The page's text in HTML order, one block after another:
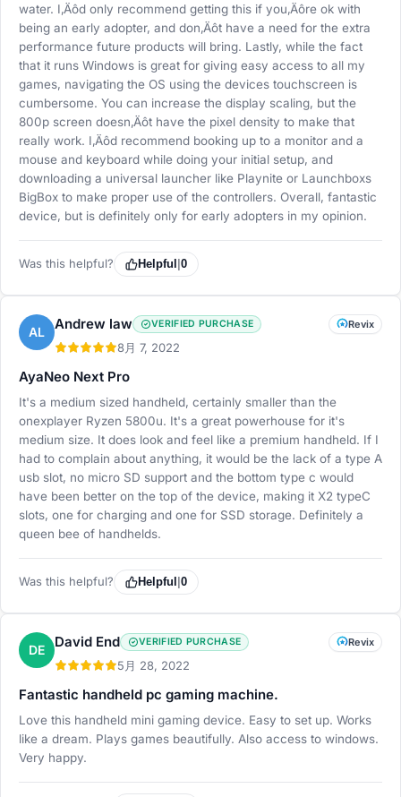
water. I‚Äôd only recommend getting this if you‚Äôre ok with
being an early adopter, and don‚Äôt have a need for the extra
performance future products will bring. Lastly, while the fact
that it runs Windows is great for giving easy access to all my
games, navigating the OS using the devices touchscreen is
cumbersome. You can increase the display scaling, but the
800p screen doesn‚Äôt have the pixel density to make that
really work. I‚Äôd recommend booking up to a monitor and a
mouse and keyboard while doing your initial setup, and
downloading a universal launcher like Playnite or Launchboxs
BigBox to make proper use of the controllers. Overall, fantastic
device, but is definitely only for early adopters in my opinion.
Was this helpful? Helpful 0
AL Andrew law VERIFIED PURCHASE
8月 7, 2022
Revix
AyaNeo Next Pro
It's a medium sized handheld, certainly smaller than the
onexplayer Ryzen 5800u. It's a great powerhouse for it's
medium size. It does look and feel like a premium handheld. If I
had to complain about anything, it would be the lack of a type A
usb slot, no micro SD support and the bottom type c would
have been better on the top of the device, making it X2 typeC
slots, one for charging and one for SSD storage. Definitely a
queen bee of handhelds.
Was this helpful? Helpful 0
DE David End VERIFIED PURCHASE
5月 28, 2022
Revix
Fantastic handheld pc gaming machine.
Love this handheld mini gaming device. Easy to set up. Works
like a dream. Plays games beautifully. Also access to windows.
Very happy.